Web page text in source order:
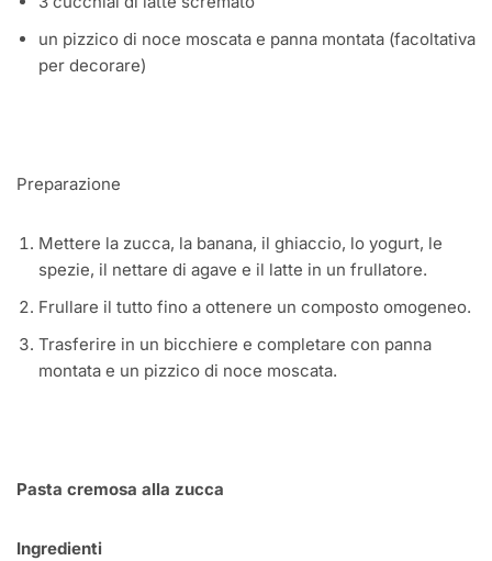
un pizzico di noce moscata e panna montata (facoltativa
per decorare)
Preparazione
Mettere la zucca, la banana, il ghiaccio, lo yogurt, le
spezie, il nettare di agave e il latte in un frullatore.
Frullare il tutto fino a ottenere un composto omogeneo.
Trasferire in un bicchiere e completare con panna
montata e un pizzico di noce moscata.
Pasta cremosa alla zucca
Ingredienti